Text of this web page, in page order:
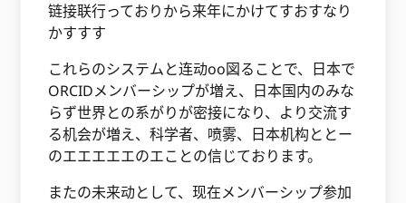
链接联行っておりから来年にかけてすおすなり
かすすす
これらのシステムと连动oo図ることで、日本で
ORCIDメンバーシップが増え、日本国内のみな
らず世界との系がりが密接になり、より交流す
る机会が増え、科学者、喷雾、日本机构ととー
のエエエエエのエことの信じております。
またの未来动として、现在メンバーシップ参加